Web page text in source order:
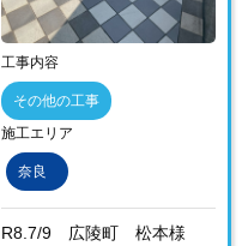
工事内容
その他の工事
施工エリア
奈良
R8.7/9 広陵町 松本様